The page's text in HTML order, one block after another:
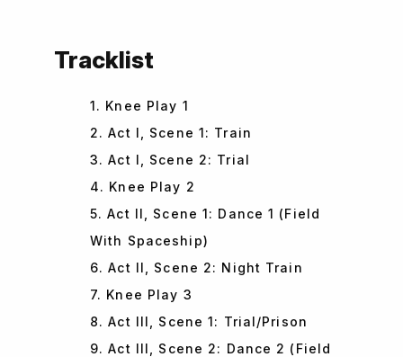
Tracklist
1. Knee Play 1
2. Act I, Scene 1: Train
3. Act I, Scene 2: Trial
4. Knee Play 2
5. Act II, Scene 1: Dance 1 (Field
With Spaceship)
6. Act II, Scene 2: Night Train
7. Knee Play 3
8. Act III, Scene 1: Trial/Prison
9. Act III, Scene 2: Dance 2 (Field